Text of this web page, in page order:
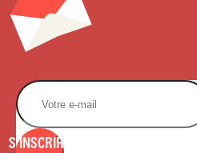
S'INSCRIRE